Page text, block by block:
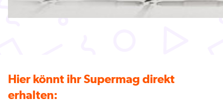
Hier könnt ihr Supermag direkt
erhalten: